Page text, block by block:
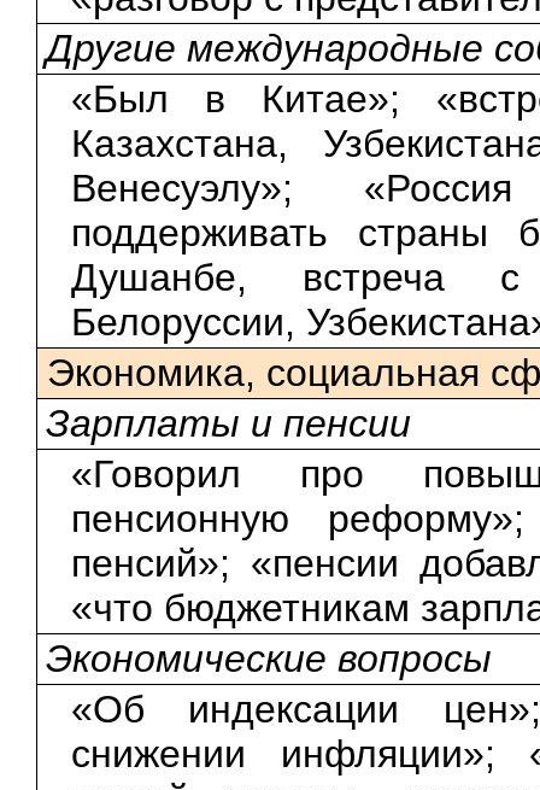
Другие международные
«Был в Китае»;
Казахстана,
Венесуэлу»;
поддерживать
Душанбе, встреча с
Белоруссии,
Экономика, социальная
Зарплаты и пенсии
«Говорил про
пенсионную
пенсий»; «пенсии
«что бюджетникам
Экономические вопросы
«Об индексации
снижении инфляции»;